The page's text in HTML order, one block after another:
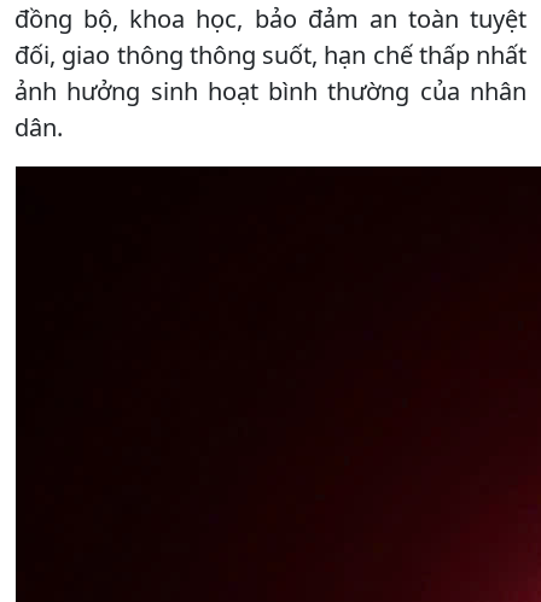
đồng bộ, khoa học, bảo đảm an toàn tuyệt
đối, giao thông thông suốt, hạn chế thấp nhất
ảnh hưởng sinh hoạt bình thường của nhân
dân.